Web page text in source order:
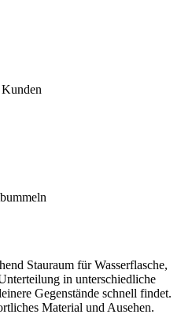
Stauraum für Wasserflasche,
in unterschiedliche
Gegenstände schnell findet.
Material und Ausehen.